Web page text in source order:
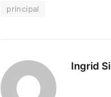
principal
Ingrid